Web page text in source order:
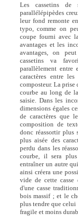
Les cassetins
parallélépipèdes
leur fond remonte
typo, comme on
coupe fourni avec
avantages et les
avantages, on
cassetins va
parallèlement entre
caractères entre
composteur. La prise
courbe au long de
saisie. Dans les
dimensions égales
de caractères que
composition de
donc réassortir plus
plus aisée des
perdu dans les
courbe, il sera
entraîner un autre
ainsi créera une
vide de cette
d'une casse
bois massif ; et le
plus tendre que
fragile et moins